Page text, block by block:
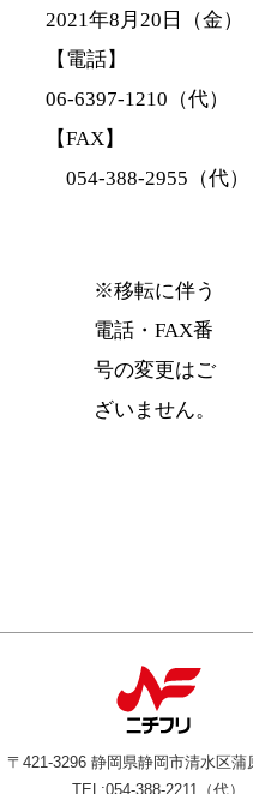
2021年8月20日（金）
【電話
06-6397-1210（代）
【FAX】
054-388-2955（代）
※移転に伴う
電話・FAX番
号の変更はご
ざいません。
〒421-3296 静岡県静岡市清水区蒲
TEL:054-388-2211（代）